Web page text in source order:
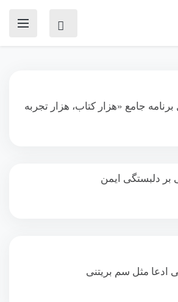
جامع «هزار کتاب، هزار تجربه
بر دلبستگی ایمن
ادعا مثل سم بریتنی